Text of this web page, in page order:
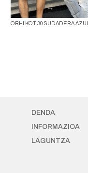
ORHI KOT 30 SUDADERA AZUL
DENDA
INFORMAZIOA
LAGUNTZA